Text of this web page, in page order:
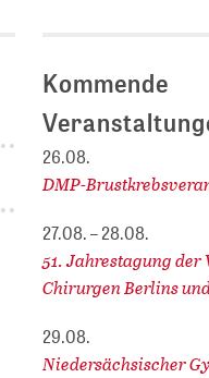
Kommende
26.08.
DMP-
27.08. – 28.08.
51. Jahrestagung
Chirurgen Berlins
29.08.
Niedersächsischer